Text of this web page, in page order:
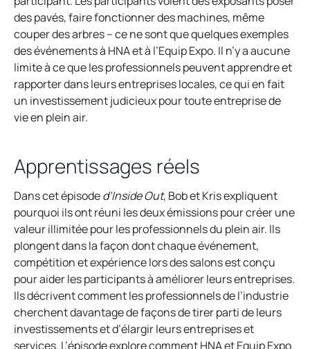
des pavés, faire fonctionner des machines, même
couper des arbres – ce ne sont que quelques exemples
des événements à HNA et à l’Equip Expo. Il n’y a aucune
limite à ce que les professionnels peuvent apprendre et
rapporter dans leurs entreprises locales, ce qui en fait
un investissement judicieux pour toute entreprise de
vie en plein air.
Apprentissages réels
Dans cet épisoded’Inside Out, Bob et Kris expliquent
pourquoi ils ont réuni les deux émissions pour créer une
valeur illimitée pour les professionnels du plein air. Ils
plongent dans la façon dont chaque événement,
compétition et expérience lors des salons est conçu
pour aider les participants à améliorer leurs entreprises.
Ils décrivent comment les professionnels de l’industrie
cherchent davantage de façons de tirer parti de leurs
investissements et d’élargir leurs entreprises et
services. L’épisode explore comment HNA et Equip Expo